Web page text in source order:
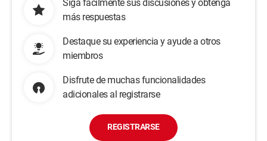
Siga fácilmente sus discusiones y obtenga
más respuestas
Destaque su experiencia y ayude a otros
miembros
Disfrute de muchas funcionalidades
adicionales al registrarse
REGISTRARSE